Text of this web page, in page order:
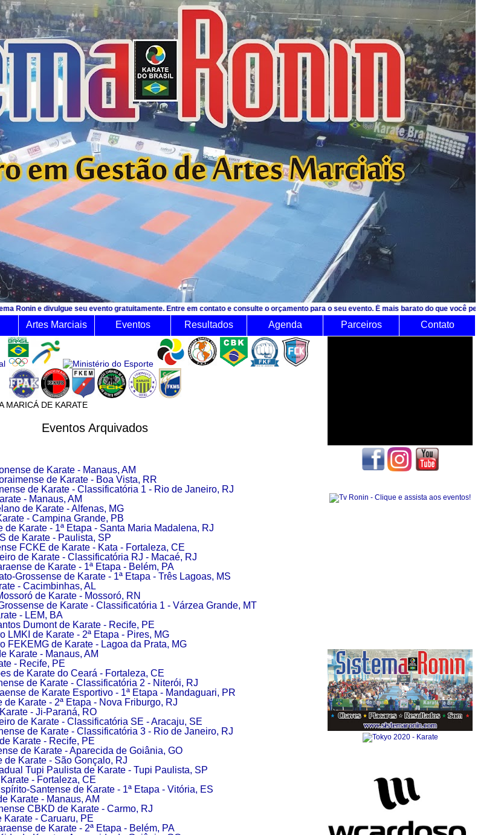
seu evento gratuitamente. Entre em contato e consulte o orçamento para o seu evento. É mais barato do que você pensa!
Artes Marciais Eventos Resultados Agenda Parceiros Contato
MARICÁ DE KARATE
Eventos Arquivados
de Karate - Manaus, AM
de Karate - Boa Vista, RR
de Karate - Classificatória 1 - Rio de Janeiro, RJ
- Manaus, AM
de Karate - Alfenas, MG
- Campina Grande, PB
de Karate - 1ª Etapa - Santa Maria Madalena, RJ
de Karate - Paulista, SP
FCKE de Karate - Kata - Fortaleza, CE
de Karate - Classificatória RJ - Macaé, RJ
de Karate - 1ª Etapa - Belém, PA
Grossense de Karate - 1ª Etapa - Três Lagoas, MS
- Cacimbinhas, AL
de Karate - Mossoró, RN
de Karate - Classificatória 1 - Várzea Grande, MT
- LEM, BA
Dumont de Karate - Recife, PE
LMKI de Karate - 2ª Etapa - Pires, MG
FEKEMG de Karate - Lagoa da Prata, MG
Karate - Manaus, AM
- Recife, PE
de Karate do Ceará - Fortaleza, CE
de Karate - Classificatória 2 - Niterói, RJ
de Karate Esportivo - 1ª Etapa - Mandaguari, PR
Karate - 2ª Etapa - Nova Friburgo, RJ
- Ji-Paraná, RO
de Karate - Classificatória SE - Aracaju, SE
de Karate - Classificatória 3 - Rio de Janeiro, RJ
Karate - Recife, PE
de Karate - Aparecida de Goiânia, GO
de Karate - São Gonçalo, RJ
Tupi Paulista de Karate - Tupi Paulista, SP
- Fortaleza, CE
Santense de Karate - 1ª Etapa - Vitória, ES
Karate - Manaus, AM
CBKD de Karate - Carmo, RJ
Karate - Caruaru, PE
de Karate - 2ª Etapa - Belém, PA